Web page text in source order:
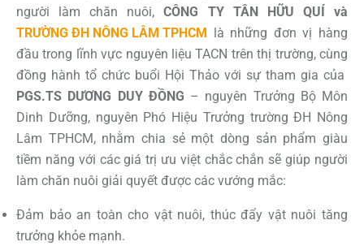
người làm chăn nuôi,CÔNG TY TÂN HỮU QUÍ và
TRƯỜNG ĐH NÔNG LÂM TPHCM là những đơn vị hàng
đầu trong lĩnh vực nguyên liệu TACN trên thị trường, cùng
đồng hành tổ chức buổi Hội Thảo với sự tham gia của
PGS.TS DƯƠNG DUY ĐỒNG – nguyên Trưởng Bộ Môn
Dinh Dưỡng, nguyên Phó Hiệu Trưởng trường ĐH Nông
Lâm TPHCM, nhằm chia sẻ một dòng sản phẩm giàu
tiềm năng với các giá trị ưu việt chắc chắn sẽ giúp người
làm chăn nuôi giải quyết được các vướng mắc:
Đảm bảo an toàn cho vật nuôi, thúc đẩy vật nuôi tăng
trưởng khỏe mạnh.